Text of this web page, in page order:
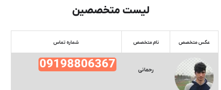
لیست متخصصین
عکس متخصص نام متخصص شماره تماس
رحمانی 09198806367